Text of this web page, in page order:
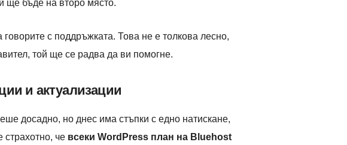
ще бъде на второ място.
с поддръжката. Това не е толкова лесно,
той ще се радва да ви помогне.
и актуализации
досадно, но днес има стъпки с едно натискане,
страхотно, че всеки WordPress план на Bluehost